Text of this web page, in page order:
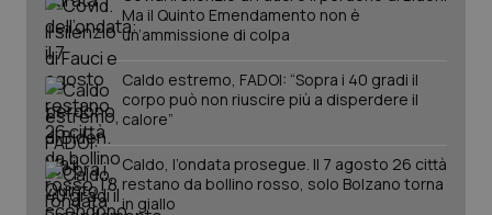
Ma il Quinto Emendamento non è
un’ammissione di colpa
Caldo estremo, FADOI: “Sopra i 40 gradi il
corpo può non riuscire più a disperdere il
calore”
Caldo, l’ondata prosegue. Il 7 agosto 26 città
restano da bollino rosso, solo Bolzano torna
in giallo
PHPSESSID
PHP.net
www.quotidianosanita.it